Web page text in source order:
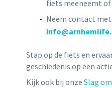
fiets meeneemt of
Neem contact met
Stap op de fiets en
geschiedenis op een
Kijk ook bij onze Slag